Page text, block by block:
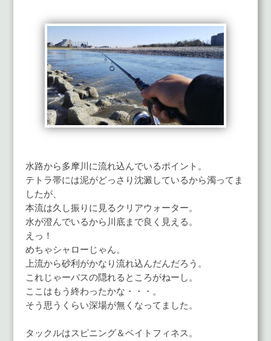
水路から多摩川に流れ込んでいるポイント。
テトラ帯には泥がどっさり沈澱しているから濁ってま
したが、
本流は久し振りに見るクリアウォーター。
水が澄んでいるから川底まで良く見える。
えっ！
めちゃシャローじゃん。
上流から砂利がかなり流れ込んだんだろう。
これじゃーバスの隠れるところがねーし。
ここはもう終わったかな・・・。
そう思うくらい深場が無くなってました。
タックルはスピニング＆ベイトフィネス。